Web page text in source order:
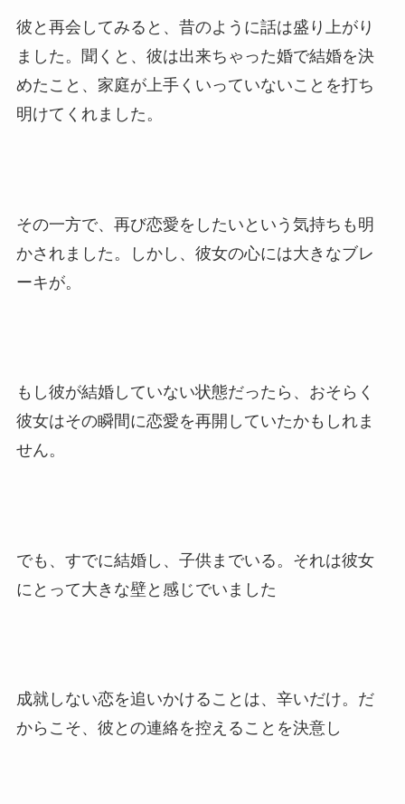
彼と再会してみると、昔のように話は盛り上がり
ました。聞くと、彼は出来ちゃった婚で結婚を決
めたこと、家庭が上手くいっていないことを打ち
明けてくれました。
その一方で、再び恋愛をしたいという気持ちも明
かされました。しかし、彼女の心には大きなブレ
ーキが。
もし彼が結婚していない状態だったら、おそらく
彼女はその瞬間に恋愛を再開していたかもしれま
せん。
でも、すでに結婚し、子供までいる。それは彼女
にとって大きな壁と感じでいました
成就しない恋を追いかけることは、辛いだけ。だ
からこそ、彼との連絡を控えることを決意し